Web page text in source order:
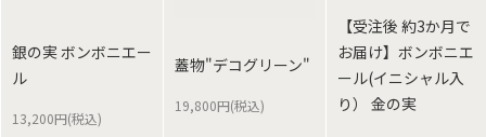
銀の実 ボンボニエー
ル
13,200円(税込)
蓋物"デコグリーン"
19,800円(税込)
【受注後 約3か月で
お届け】ボンボニエ
ール(イニシャル入
り） 金の実